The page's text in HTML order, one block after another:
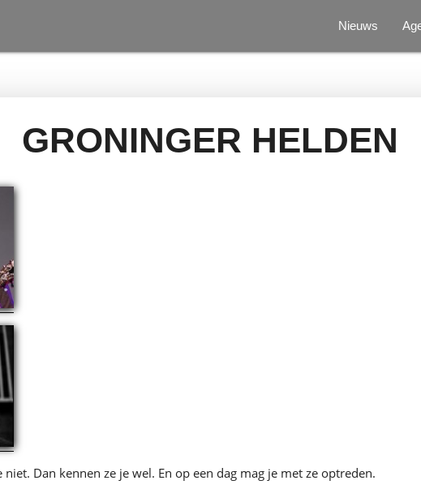
Nieuws
GRONINGER HELDEN
niet. Dan kennen ze je wel. En op een dag mag je met ze optreden.